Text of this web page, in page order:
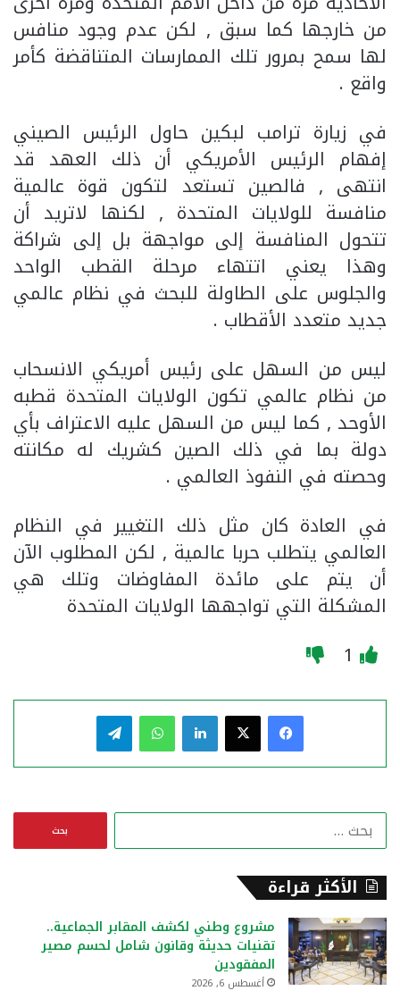
من خارجها كما سبق , لكن عدم وجود منافس
لها سمح بمرور تلك الممارسات المتناقضة كأمر
واقع .
في زيارة ترامب لبكين حاول الرئيس الصيني
إفهام الرئيس الأمريكي أن ذلك العهد قد
انتهى , فالصين تستعد لتكون قوة عالمية
منافسة للولايات المتحدة , لكنها لاتريد أن
تتحول المنافسة إلى مواجهة بل إلى شراكة
وهذا يعني اتتهاء مرحلة القطب الواحد
والجلوس على الطاولة للبحث في نظام عالمي
جديد متعدد الأقطاب .
ليس من السهل على رئيس أمريكي الانسحاب
من نظام عالمي تكون الولايات المتحدة قطبه
الأوحد , كما ليس من السهل عليه الاعتراف بأي
دولة بما في ذلك الصين كشريك له مكانته
وحصته في النفوذ العالمي .
في العادة كان مثل ذلك التغيير في النظام
العالمي يتطلب حربا عالمية , لكن المطلوب الآن
أن يتم على مائدة المفاوضات وتلك هي
المشكلة التي تواجهها الولايات المتحدة
1
فيسبوك لينكدإن واتساب
ن
الأكثر قراءة
مشروع وطني لكشف المقابر الجماعية..
تقنيات حديثة وقانون شامل لحسم مصير
المفقودين
أغسطس 6, 2026